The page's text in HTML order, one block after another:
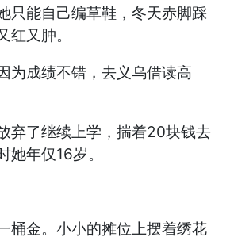
只能自己编草鞋，冬天赤脚踩
红又肿。
为成绩不错，去义乌借读高
弃了继续上学，揣着20块钱去
她年仅16岁。
桶金。小小的摊位上摆着绣花